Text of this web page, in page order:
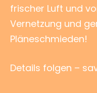
frischer Luft und
Vernetzung und
Pläneschmieden!
Details folgen –